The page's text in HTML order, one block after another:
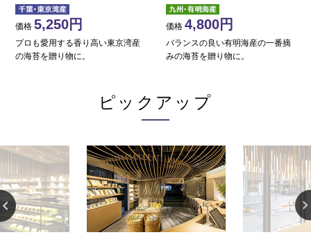
価格 5,250
プロも愛用する香り高い東京湾産
の海苔を贈り物に。
価格 4,800
バランスの良い有明海産の一番摘
みの海苔を贈り物に。
ピックアップ